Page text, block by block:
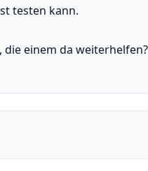
testen kann.
einem da